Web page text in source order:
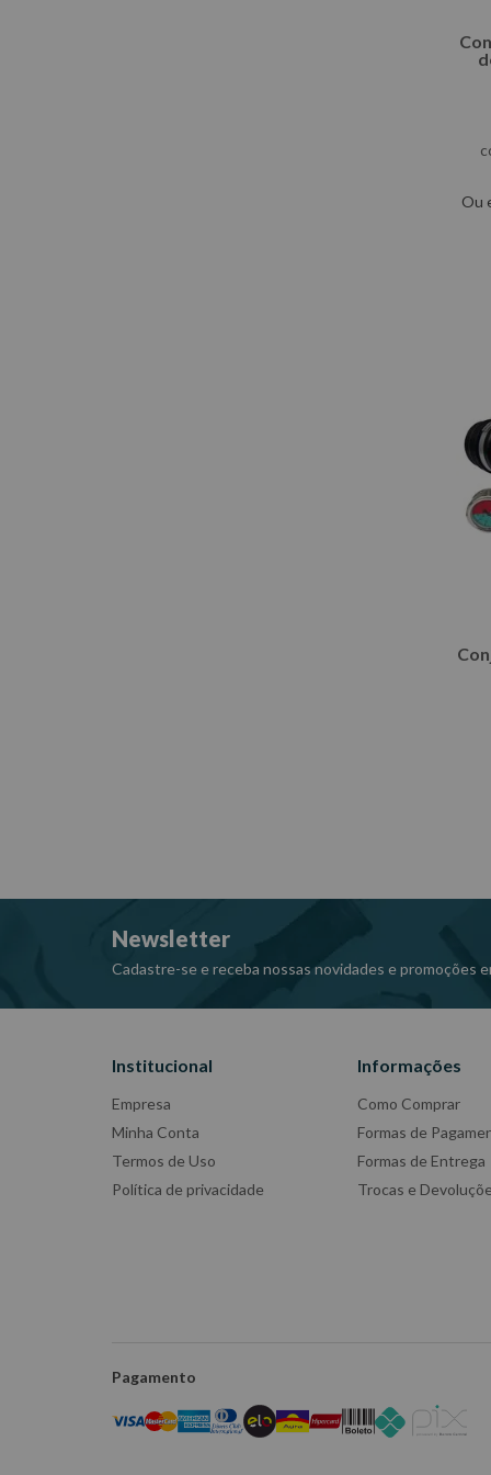
Ou
Newsletter
Cadastre-se e receba nossas novidades e promoções
Institucional
Empresa
Minha Conta
Termos de Uso
Política de privacidade
Informações
Como Comprar
Formas de
Formas de Entrega
Trocas e
Pagamento